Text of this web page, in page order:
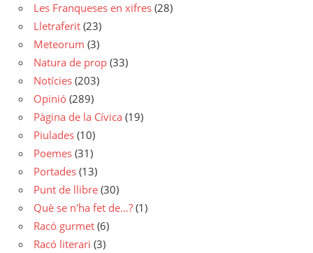
Les Franqueses en xifres (28)
Lletraferit (23)
Meteorum (3)
Natura de prop (33)
Notícies (203)
Opinió (289)
Pàgina de la Cívica (19)
Piulades (10)
Poemes (31)
Portades (13)
Punt de llibre (30)
Què se n'ha fet de…? (1)
Racó gurmet (6)
Racó literari (3)